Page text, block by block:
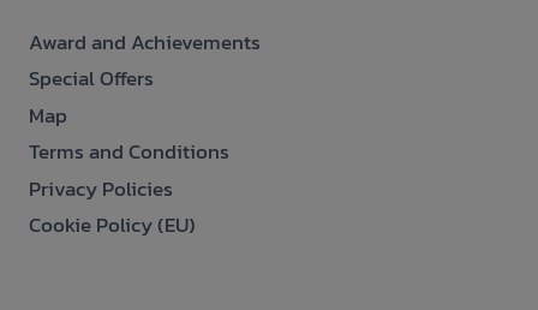
Award and Achievements
Special Offers
Map
Terms and Conditions
Privacy Policies
Cookie Policy (EU)